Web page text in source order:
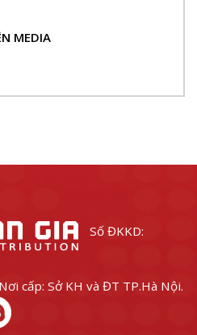
MEDIA
Số ĐKKD:
Nơi cấp: Sở KH và ĐT TP.Hà Nội.